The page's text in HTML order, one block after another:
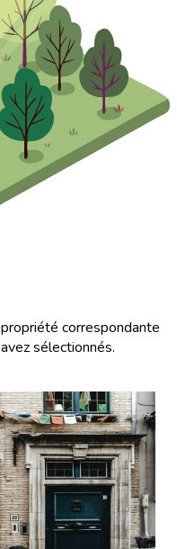
correspondante
sélectionnés.